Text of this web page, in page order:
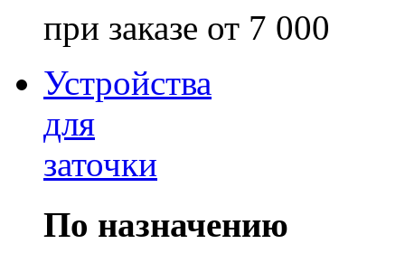
при заказе от 7 000
Устройства
для
заточки
По назначению